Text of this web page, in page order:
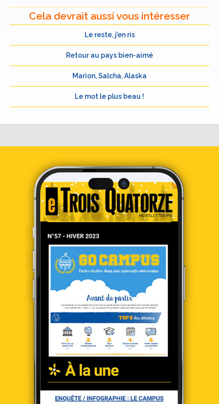
Cela devrait aussi vous intéresser
Le reste, j’en ris
Retour au pays bien-aimé
Marion, Salcha, Alaska
Le mot le plus beau !